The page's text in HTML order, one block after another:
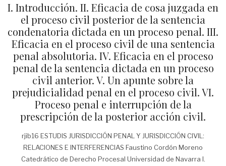
I. Introducción. II. Eficacia de cosa juzgada en
el proceso civil posterior de la sentencia
condenatoria dictada en un proceso penal. III.
Eficacia en el proceso civil de una sentencia
penal absolutoria. IV. Eficacia en el proceso
penal de la sentencia dictada en un proceso
civil anterior. V. Un apunte sobre la
prejudicialidad penal en el proceso civil. VI.
Proceso penal e interrupción de la
prescripción de la posterior acción civil.
rjib16 ESTUDIS JURISDICCIÓN PENAL Y JURISDICCIÓN CIVIL:
RELACIONES E INTERFERENCIAS Faustino Cordón Moreno
Catedrático de Derecho Procesal Universidad de Navarra I.